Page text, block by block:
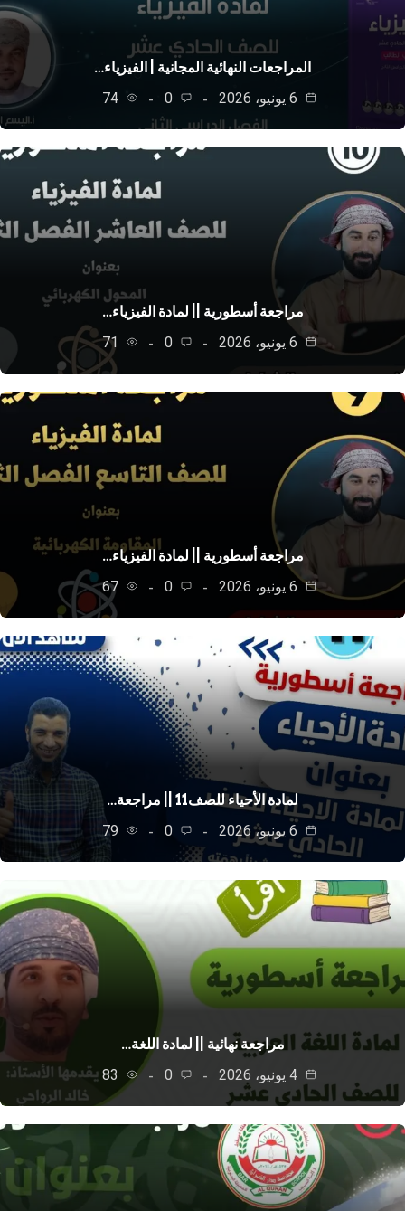
المراجعات النهائية المجانية | الفيزياء…
0
74
مراجعة أسطورية || لمادة الفيزياء…
0
71
مراجعة أسطورية || لمادة الفيزياء…
0
67
لمادة الأحياء للصف11 || مراجعة…
0
79
مراجعة نهائية || لمادة اللغة…
0
83